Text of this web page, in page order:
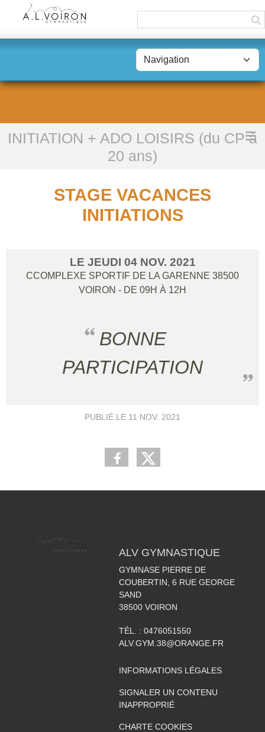
INITIATION + ADO LOISIRS (du CP à
20 ans)
Accueil
STAGE VACANCES INITIATIONS
STAGE VACANCES
INITIATIONS
LE JEUDI 04 NOV. 2021
CCOMPLEXE SPORTIF DE LA GARENNE 38500
VOIRON - DE 09H À 12H
BONNE
PARTICIPATION
PUBLIÉ LE 11 NOV. 2021
ALV GYMNASTIQUE
GYMNASE PIERRE DE
COUBERTIN, 6 RUE GEORGE
SAND
38500 VOIRON
TÉL. : 0476051550
ALV.GYM.38@ORANGE.FR
INFORMATIONS LÉGALES
SIGNALER UN CONTENU
INAPPROPRIÉ
CHARTE COOKIES
Panneau de gestion des cookies